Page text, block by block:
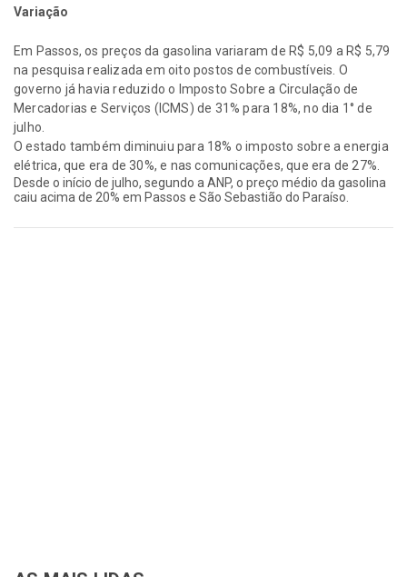
Variação
Em Passos, os preços da gasolina variaram de R$ 5,09 a R$ 5,79
na pesquisa realizada em oito postos de combustíveis. O
governo já havia reduzido o Imposto Sobre a Circulação de
Mercadorias e Serviços (ICMS) de 31% para 18%, no dia 1° de
julho.
O estado também diminuiu para 18% o imposto sobre a energia
elétrica, que era de 30%, e nas comunicações, que era de 27%.
Desde o início de julho, segundo a ANP, o preço médio da gasolina
caiu acima de 20% em Passos e São Sebastião do Paraíso.